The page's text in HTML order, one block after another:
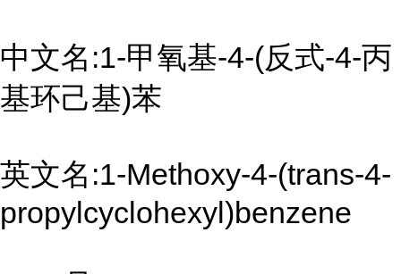
中文名:1-甲氧基-4-(反式-4-丙
基环己基)苯
英文名:1-Methoxy-4-(trans-4-
propylcyclohexyl)benzene